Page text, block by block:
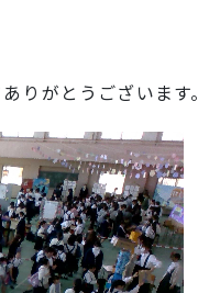
りがとうございます。